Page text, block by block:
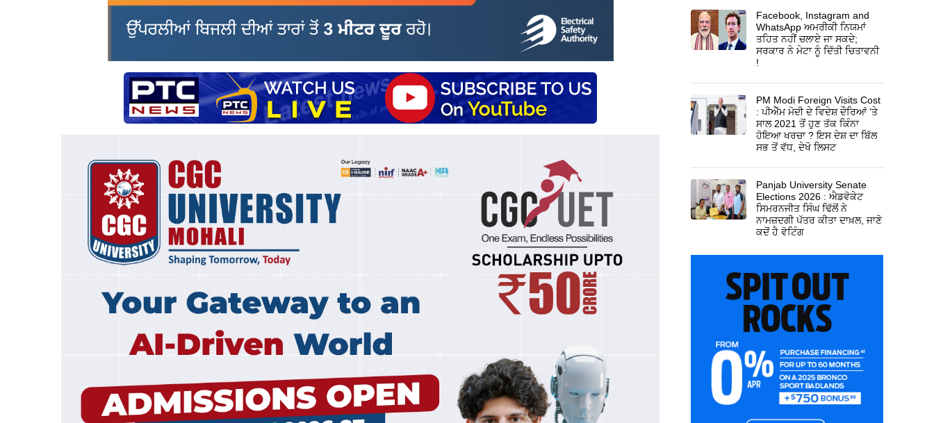
Facebook, Instagram and
WhatsApp ਅਮਰੀਕੀ ਨਿਯਮਾਂ
ਤਹਿਤ ਨਹੀਂ ਚਲਾਏ ਜਾ ਸਕਦੇ;
ਸਰਕਾਰ ਨੇ ਮੇਟਾ ਨੂੰ ਦਿੱਤੀ ਚਿਤਾਵਨੀ
!
PM Modi Foreign Visits Cost
: ਪੀਐੱਮ ਮੋਦੀ ਦੇ ਵਿਦੇਸ਼ ਦੌਰਿਆਂ ’ਤੇ
ਸਾਲ 2021 ਤੋਂ ਹੁਣ ਤੱਕ ਕਿੰਨਾ
ਹੋਇਆ ਖਰਚਾ ? ਇਸ ਦੇਸ਼ ਦਾ ਬਿੱਲ
ਸਭ ਤੋਂ ਵੱਧ, ਦੇਖੋ ਲਿਸਟ
Panjab University Senate
Elections 2026 : ਐਡਵੋਕੇਟ
ਸਿਮਰਨਜੀਤ ਸਿੰਘ ਢਿੱਲੋਂ ਨੇ
ਨਾਮਜ਼ਦਗੀ ਪੱਤਰ ਕੀਤਾ ਦਾਖ਼ਲ, ਜਾਣੋ
ਕਦੋਂ ਹੈ ਵੋਟਿੰਗ